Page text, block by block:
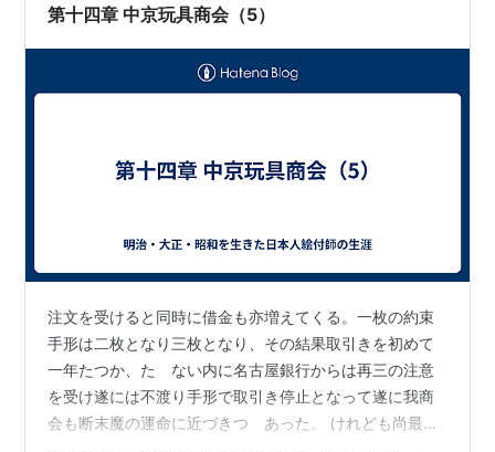
とが重要です。そこでCOYASHが登場します。 ②特徴 1.
第十四章 中京玩具商会（5）
注文を受けると同時に借金も亦増えてくる。一枚の約束
手形は二枚となり三枚となり、その結果取引きを初めて
一年たつか、たゝない内に名古屋銀行からは再三の注意
を受け遂には不渡り手形で取引き停止となって遂に我商
会も断末魔の運命に近づきつゝあった。 けれども尚最後